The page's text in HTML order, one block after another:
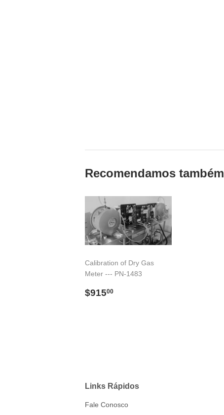
Recomendamos também
Calibration of Dry Gas
Meter --- PN-1483
Preço
$91500
Links Rápidos
Fale Conosco